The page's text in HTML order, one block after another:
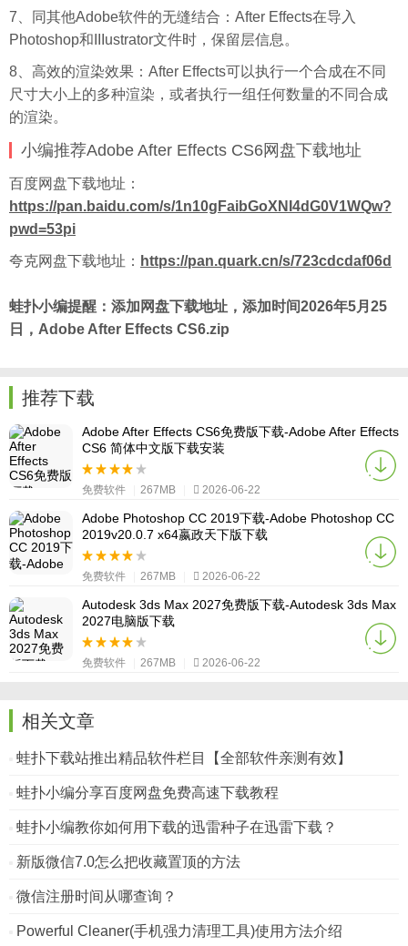
7、同其他Adobe软件的无缝结合：After Effects在导入
Photoshop和IIIustrator文件时，保留层信息。
8、高效的渲染效果：After Effects可以执行一个合成在不同
尺寸大小上的多种渲染，或者执行一组任何数量的不同合成
的渲染。
小编推荐Adobe After Effects CS6网盘下载地址
百度网盘下载地址：
https://pan.baidu.com/s/1n10gFaibGoXNI4dG0V1WQw?
pwd=53pi
夸克网盘下载地址： https://pan.quark.cn/s/723cdcdaf06d
蛙扑小编提醒：添加网盘下载地址，添加时间2026年5月25
日，Adobe After Effects CS6.zip
推荐下载
Adobe After Effects CS6免费版下载-Adobe After Effects
CS6 简体中文版下载安装
免费软件 267MB 2026-06-22
Adobe Photoshop CC 2019下载-Adobe Photoshop CC
2019v20.0.7 x64嬴政天下版下载
免费软件 267MB 2026-06-22
Autodesk 3ds Max 2027免费版下载-Autodesk 3ds Max
2027电脑版下载
免费软件 267MB 2026-06-22
相关文章
蛙扑下载站推出精品软件栏目【全部软件亲测有效】
蛙扑小编分享百度网盘免费高速下载教程
蛙扑小编教你如何用下载的迅雷种子在迅雷下载？
新版微信7.0怎么把收藏置顶的方法
微信注册时间从哪查询？
Powerful Cleaner(手机强力清理工具)使用方法介绍